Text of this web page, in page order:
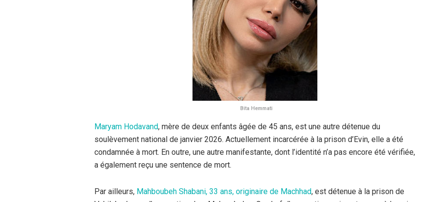
Bita Hemmati
Maryam Hodavand, mère de deux enfants âgée de 45 ans, est une autre détenue du
soulèvement national de janvier 2026. Actuellement incarcérée à la prison d’Evin, elle a été
condamnée à mort. En outre, une autre manifestante, dont l’identité n’a pas encore été vérifiée,
a également reçu une sentence de mort.
Par ailleurs, Mahboubeh Shabani, 33 ans, originaire de Machhad, est détenue à la prison de